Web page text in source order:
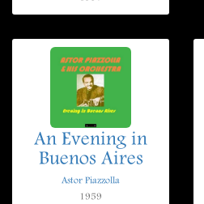
An Evening in
Buenos Aires
Astor Piazzolla
1959